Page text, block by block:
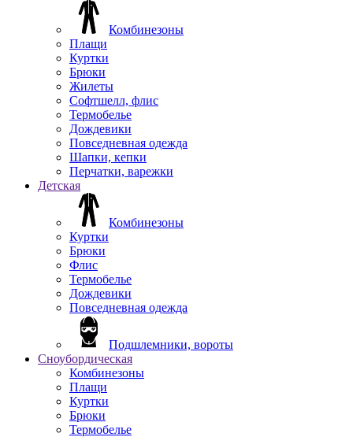
Комбинезоны
Плащи
Куртки
Брюки
Жилеты
Софтшелл, флис
Термобелье
Дождевики
Повседневная одежда
Шапки, кепки
Перчатки, варежки
Детская
Комбинезоны
Куртки
Брюки
Флис
Термобелье
Дождевики
Повседневная одежда
Подшлемники, вороты
Сноубордическая
Комбинезоны
Плащи
Куртки
Брюки
Термобелье